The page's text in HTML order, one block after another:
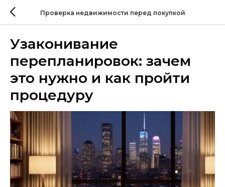
Проверка недвижимости перед покупкой
Узаконивание
перепланировок: зачем
это нужно и как пройти
процедуру